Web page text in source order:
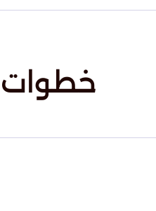
خطوات